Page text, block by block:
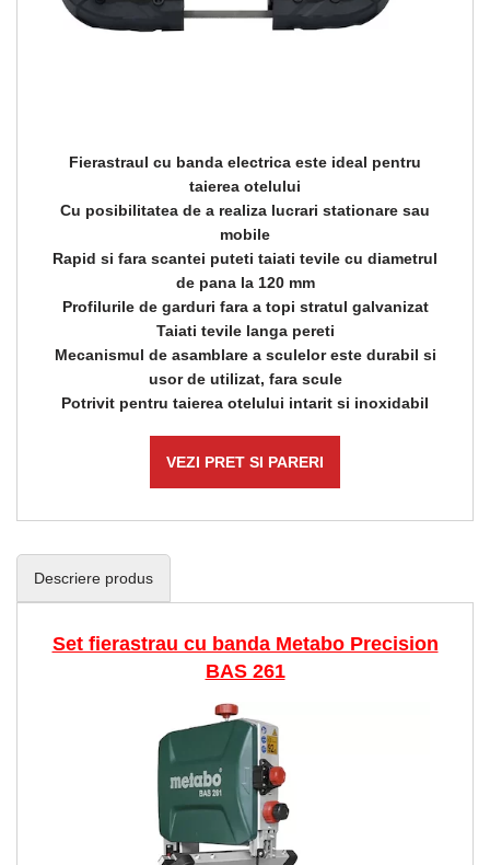
Fierastraul cu banda electrica este ideal pentru
taierea otelului
Cu posibilitatea de a realiza lucrari stationare sau
mobile
Rapid si fara scantei puteti taiati tevile cu diametrul
de pana la 120 mm
Profilurile de garduri fara a topi stratul galvanizat
Taiati tevile langa pereti
Mecanismul de asamblare a sculelor este durabil si
usor de utilizat, fara scule
Potrivit pentru taierea otelului intarit si inoxidabil
VEZI PRET SI PARERI
Descriere produs
Set fierastrau cu banda Metabo Precision
BAS 261